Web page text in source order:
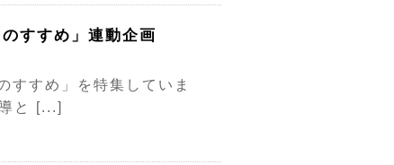
すすめ」連動企画
すすめ」を特集していま
と [...]